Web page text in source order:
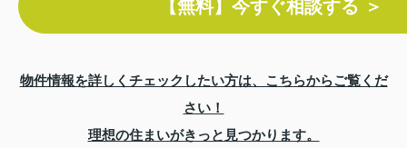
【無料】今すぐ相談する ＞
物件情報を詳しくチェックしたい方は、こちらからご覧くだ
さい！
理想の住まいがきっと見つかります。